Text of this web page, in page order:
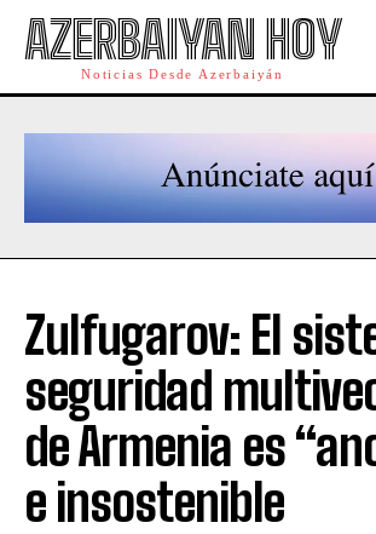
AZERBAIYAN HOY
Noticias Desde Azerbaiyán
Zulfugarov: El
seguridad
de Armenia es
e insostenible